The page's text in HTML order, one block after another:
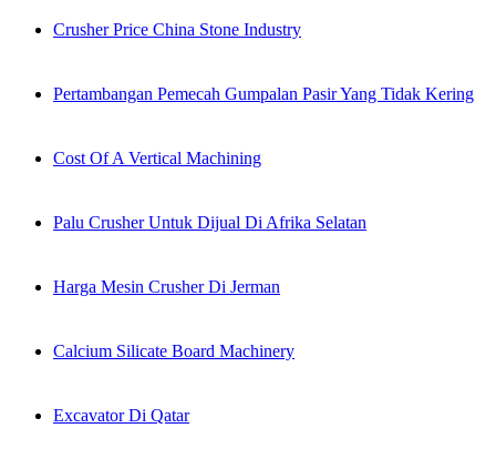
Crusher Price China Stone Industry
Pertambangan Pemecah Gumpalan Pasir Yang Tidak Kering
Cost Of A Vertical Machining
Palu Crusher Untuk Dijual Di Afrika Selatan
Harga Mesin Crusher Di Jerman
Calcium Silicate Board Machinery
Excavator Di Qatar